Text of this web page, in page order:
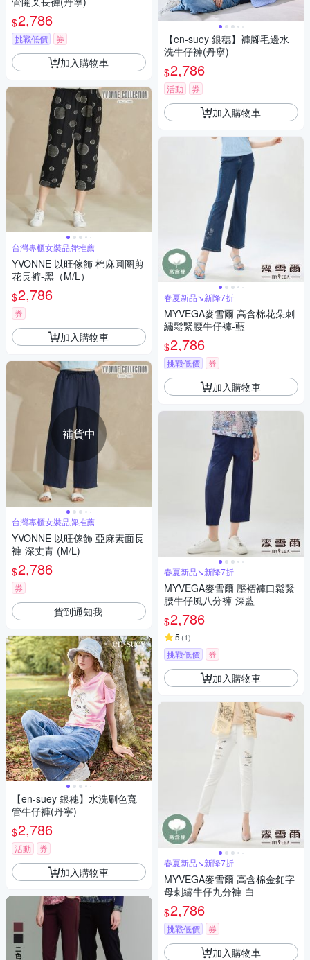
$2,786
挑戰低價 券
加入購物車
台灣專櫃女裝品牌推薦
YVONNE 以旺傢飾 棉麻圓圈剪
花長裤-黑（M/L）
$2,786
券
加入購物車
補貨中
台灣專櫃女裝品牌推薦
YVONNE 以旺傢飾 亞麻素面長
褲-深丈青 (M/L)
$2,786
券
貨到通知我
【en-suey 銀穗】水洗刷色寬
管牛仔褲(丹寧)
$2,786
活動 券
加入購物車
【en-suey 銀穗】褲腳毛邊水
洗牛仔褲(丹寧)
$2,786
活動 券
加入購物車
春夏新品↘新降7折
MYVEGA麥雪爾 高含棉花朵刺
繡鬆緊腰牛仔褲-藍
$2,786
挑戰低價 券
加入購物車
春夏新品↘新降7折
MYVEGA麥雪爾 壓褶褲口鬆緊
腰牛仔風八分褲-深藍
$2,786
5 (1)
挑戰低價 券
加入購物車
春夏新品↘新降7折
MYVEGA麥雪爾 高含棉金釦字
母刺繡牛仔九分褲-白
$2,786
挑戰低價 券
加入購物車